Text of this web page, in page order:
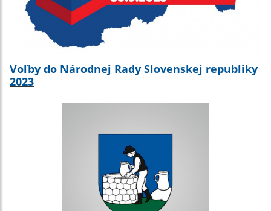
Voľby do Národnej Rady Slovenskej republiky
2023